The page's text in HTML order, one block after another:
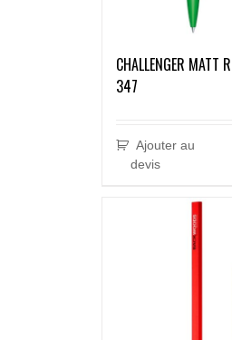
CHALLENGER MATT
347
Ajouter au
devis